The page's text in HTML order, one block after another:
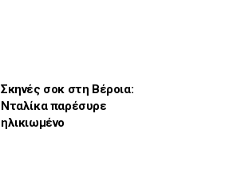
Σκηνές σοκ στη Βέροια:
Νταλίκα παρέσυρε
ηλικιωμένο